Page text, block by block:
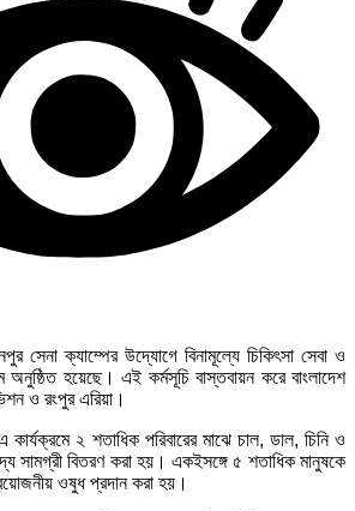
সেনা ক্যাম্পের উদ্যোগে বিনামূল্যে চিকিৎসা সেবা ও
অনুষ্ঠিত হয়েছে। এই কর্মসূচি বাস্তবায়ন করে বাংলাদেশ
ও রংপুর এরিয়া।
২ শতাধিক পরিবারের মাঝে চাল, ডাল, চিনি ও
সামগ্রী বিতরণ করা হয়। একইসঙ্গে ৫ শতাধিক মানুষকে
ওষুধ প্রদান করা হয়।